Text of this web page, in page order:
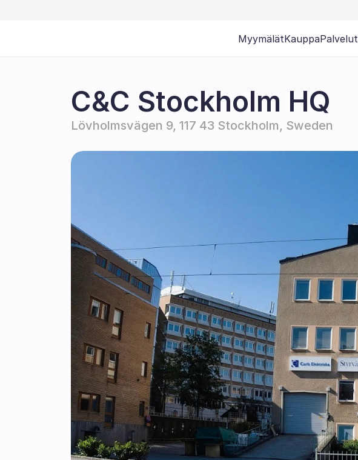
MyymälätKauppaPalvelut
C&C Stockholm HQ
Lövholmsvägen 9, 117 43 Stockholm, Sweden